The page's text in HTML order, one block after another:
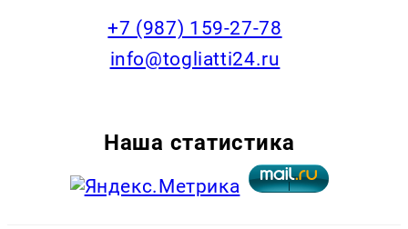
+7 (987) 159-27-78
info@togliatti24.ru
Наша статистика